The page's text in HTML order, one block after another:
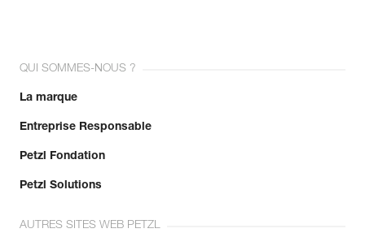
QUI SOMMES-NOUS ?
La marque
Entreprise Responsable
Petzl Fondation
Petzl Solutions
AUTRES SITES WEB PETZL